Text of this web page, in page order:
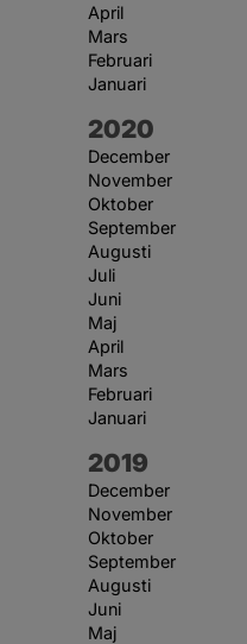
April
Mars
Februari
Januari
År:
2020
December
November
Oktober
September
Augusti
Juli
Juni
Maj
April
Mars
Februari
Januari
År:
2019
December
November
Oktober
September
Augusti
Juni
Maj